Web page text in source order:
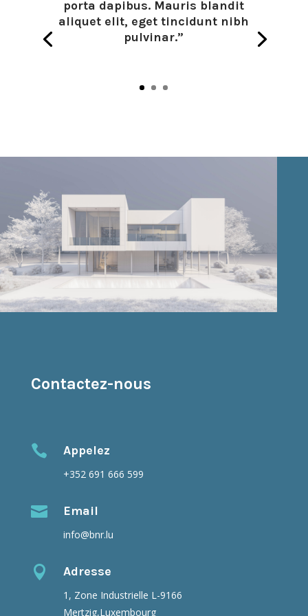
porta dapibus. Mauris blandit
aliquet elit, eget tincidunt nibh
pulvinar.”
Contactez-nous
 Appelez
+352 691 666 599
 Email
info@bnr.lu
 Adresse
1, Zone Industrielle L-9166
Mertzig,Luxembourg